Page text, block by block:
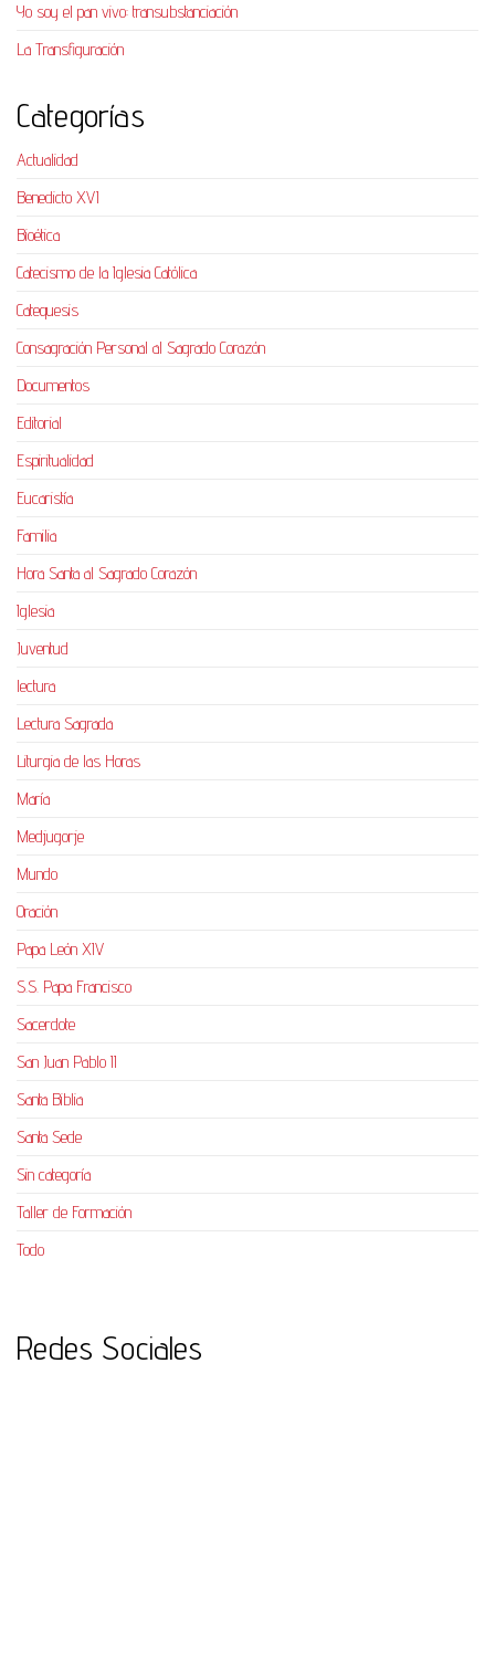
Yo soy el pan vivo: transubstanciación
La Transfiguración
Categorías
Actualidad
Benedicto XVI
Bioética
Catecismo de la Iglesia Católica
Catequesis
Consagración Personal al Sagrado Corazón
Documentos
Editorial
Espiritualidad
Eucaristía
Familia
Hora Santa al Sagrado Corazón
Iglesia
Juventud
lectura
Lectura Sagrada
Liturgia de las Horas
María
Medjugorje
Mundo
Oración
Papa León XIV
S.S. Papa Francisco
Sacerdote
San Juan Pablo II
Santa Biblia
Santa Sede
Sin categoría
Taller de Formación
Todo
Redes Sociales